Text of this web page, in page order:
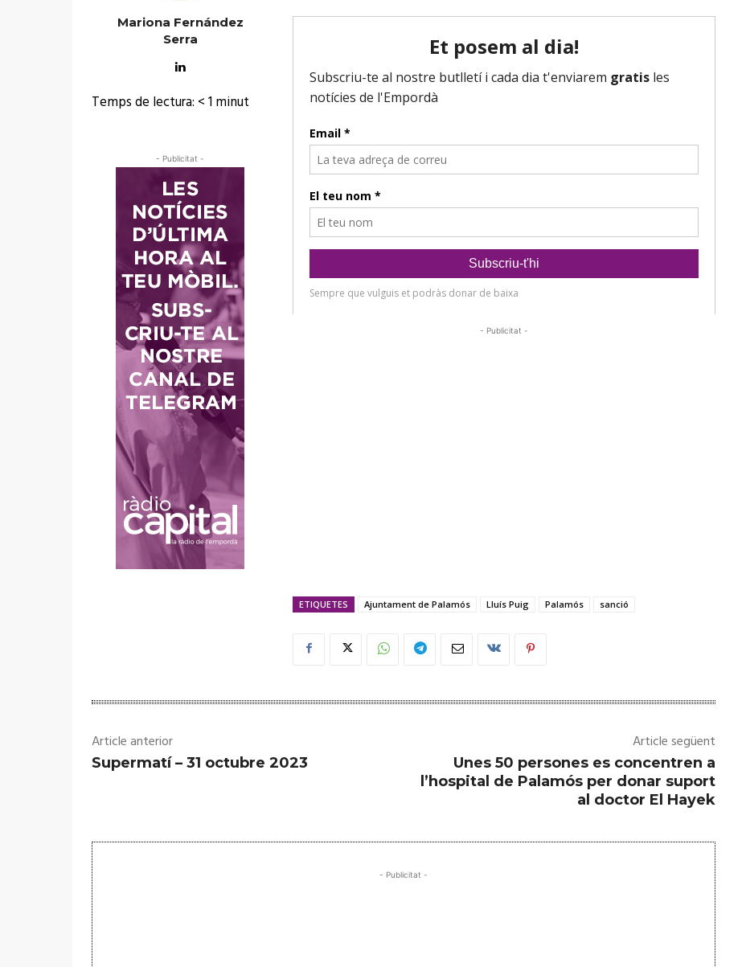
Mariona Fernández
Serra
Temps de lectura: < 1minut
- Publicitat -
- Publicitat -
ETIQUETES Ajuntament de Palamós Lluís Puig Palamós sanció
Article anterior
Supermatí – 31 octubre 2023
Article següent
Unes 50 persones es concentren a
l’hospital de Palamós per donar suport
al doctor El Hayek
- Publicitat -